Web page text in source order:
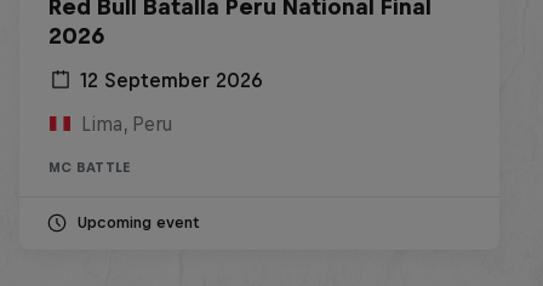
Red Bull Batalla Peru National Final
2026
12 September 2026
Lima, Peru
MC BATTLE
Upcoming event